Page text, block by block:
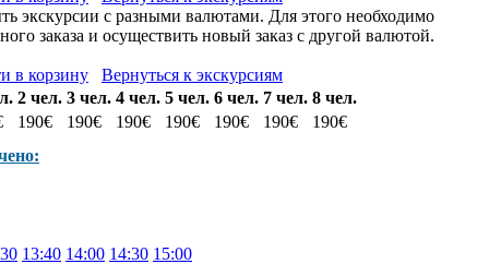
экскурсии с разными валютами. Для этого необходимо
заказа и осуществить новый заказ с другой валютой.
в корзину
Вернуться к экскурсиям
2 чел. 3 чел. 4 чел. 5 чел. 6 чел. 7 чел. 8 чел.
190€ 190€ 190€ 190€ 190€ 190€
190€
13:40 14:00 14:30 15:00